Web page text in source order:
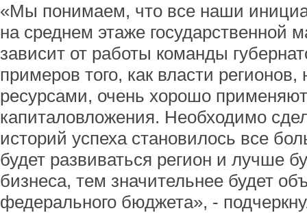
«Мы понимаем, что все наши
на среднем этаже государственной
зависит от работы команды
примеров того, как власти
ресурсами, очень хорошо применяют
капиталовложения. Необходимо
историй успеха становилось все
будет развиваться регион и лучше
бизнеса, тем значительнее будет
федерального бюджета», -